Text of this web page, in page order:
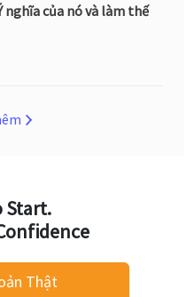
nghĩa của nó và làm thế
Start.
Thật